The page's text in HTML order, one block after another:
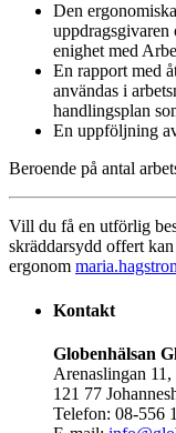
Den
uppdragsgivaren
enighet med
En rapport med
användas i
handlingsplan
En uppföljning
Beroende på antal
Vill du få en utförlig
skräddarsydd offert
ergonom
Kontakt
Globenhälsan
Arenaslingan 11,
121 77
Telefon: 08-556